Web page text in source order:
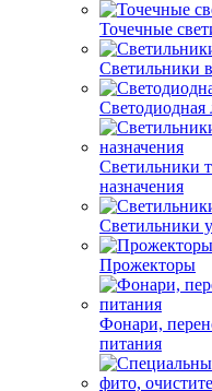
Точечные
Светильники
Светодиодная
Светильники
назначения
Светильники
Прожекторы
Фонари,
питания